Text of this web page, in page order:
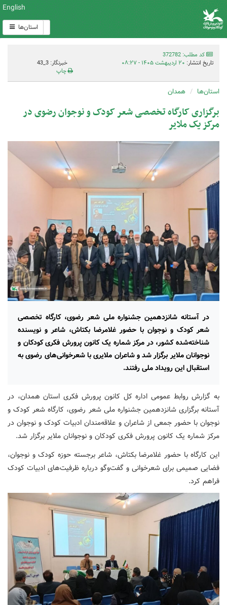
English
استان‌ها
کد مطلب: 372782
تاریخ انتشار: ۲۰ اردیبهشت ۱۴۰۵ - ۰۸:۲۷
خبرنگار: 3_43
چاپ
استان‌ها همدان
برگزاری کارگاه تخصصی شعر کودک و نوجوان رضوی در
مرکز یک ملایر
در آستانه شانزدهمین جشنواره ملی شعر رضوی، کارگاه تخصصی
شعر کودک و نوجوان با حضور غلامرضا بکتاش، شاعر و نویسنده
شناخته‌شده کشور، در مرکز شماره یک کانون پرورش فکری کودکان و
نوجوانان ملایر برگزار شد و شاعران ملایری با شعرخوانی‌های رضوی به
استقبال این رویداد ملی رفتند.
به گزارش روابط عمومی اداره کل کانون پرورش فکری استان همدان، در
آستانه برگزاری شانزدهمین جشنواره ملی شعر رضوی، کارگاه شعر کودک و
نوجوان با حضور جمعی از شاعران و علاقه‌مندان ادبیات کودک و نوجوان در
مرکز شماره یک کانون پرورش فکری کودکان و نوجوانان ملایر برگزار شد.
این کارگاه با حضور غلامرضا بکتاش، شاعر برجسته حوزه کودک و نوجوان،
فضایی صمیمی برای شعرخوانی و گفت‌وگو درباره ظرفیت‌های ادبیات کودک
فراهم کرد.